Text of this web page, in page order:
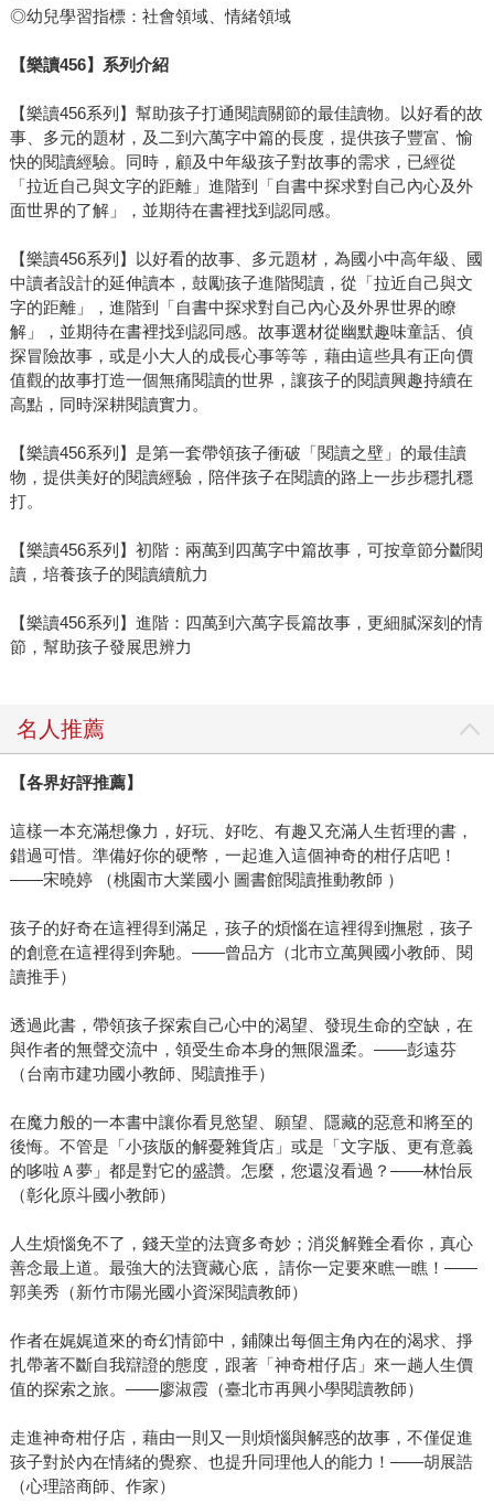
◎幼兒學習指標：社會領域、情緒領域
【樂讀456】系列介紹
【樂讀456系列】幫助孩子打通閱讀關節的最佳讀物。以好看的故
事、多元的題材，及二到六萬字中篇的長度，提供孩子豐富、愉
快的閱讀經驗。同時，顧及中年級孩子對故事的需求，已經從
「拉近自己與文字的距離」進階到「自書中探求對自己內心及外
面世界的了解」，並期待在書裡找到認同感。
【樂讀456系列】以好看的故事、多元題材，為國小中高年級、國
中讀者設計的延伸讀本，鼓勵孩子進階閱讀，從「拉近自己與文
字的距離」，進階到「自書中探求對自己內心及外界世界的瞭
解」，並期待在書裡找到認同感。故事選材從幽默趣味童話、偵
探冒險故事，或是小大人的成長心事等等，藉由這些具有正向價
值觀的故事打造一個無痛閱讀的世界，讓孩子的閱讀興趣持續在
高點，同時深耕閱讀實力。
【樂讀456系列】是第一套帶領孩子衝破「閱讀之壁」的最佳讀
物，提供美好的閱讀經驗，陪伴孩子在閱讀的路上一步步穩扎穩
打。
【樂讀456系列】初階：兩萬到四萬字中篇故事，可按章節分斷閱
讀，培養孩子的閱讀續航力
【樂讀456系列】進階：四萬到六萬字長篇故事，更細膩深刻的情
節，幫助孩子發展思辨力
名人推薦
【各界好評推薦】
這樣一本充滿想像力，好玩、好吃、有趣又充滿人生哲理的書，
錯過可惜。準備好你的硬幣，一起進入這個神奇的柑仔店吧！
――宋曉婷 （桃園市大業國小 圖書館閱讀推動教師 ）
孩子的好奇在這裡得到滿足，孩子的煩惱在這裡得到撫慰，孩子
的創意在這裡得到奔馳。――曾品方（北市立萬興國小教師、閱
讀推手）
透過此書，帶領孩子探索自己心中的渴望、發現生命的空缺，在
與作者的無聲交流中，領受生命本身的無限溫柔。――彭遠芬
（台南市建功國小教師、閱讀推手）
在魔力般的一本書中讓你看見慾望、願望、隱藏的惡意和將至的
後悔。不管是「小孩版的解憂雜貨店」或是「文字版、更有意義
的哆啦Ａ夢」都是對它的盛讚。怎麼，您還沒看過？――林怡辰
（彰化原斗國小教師）
人生煩惱免不了，錢天堂的法寶多奇妙；消災解難全看你，真心
善念最上道。最強大的法寶藏心底， 請你一定要來瞧一瞧！――
郭美秀（新竹市陽光國小資深閱讀教師）
作者在娓娓道來的奇幻情節中，鋪陳出每個主角內在的渴求、掙
扎帶著不斷自我辯證的態度，跟著「神奇柑仔店」來一趟人生價
值的探索之旅。――廖淑霞（臺北市再興小學閱讀教師）
走進神奇柑仔店，藉由一則又一則煩惱與解惑的故事，不僅促進
孩子對於內在情緒的覺察、也提升同理他人的能力！――胡展誥
（心理諮商師、作家）